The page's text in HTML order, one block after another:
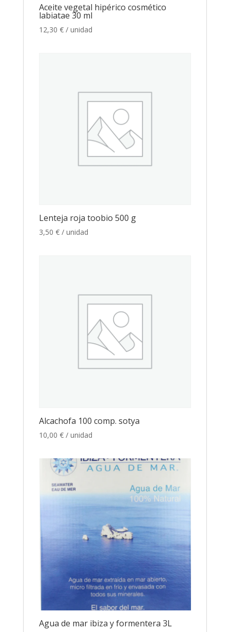
Aceite vegetal hipérico cosmético
labiatae 30 ml
12,30 € / unidad
Lenteja roja toobio 500 g
3,50 € / unidad
Alcachofa 100 comp. sotya
10,00 € / unidad
Agua de mar ibiza y formentera 3L